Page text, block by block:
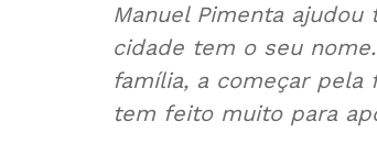
Manuel Pimenta
cidade tem o seu
família, a começar pela
tem feito muito para